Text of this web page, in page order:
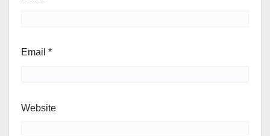
Email *
Website